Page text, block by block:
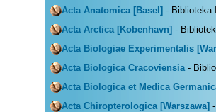
Acta Anatomica [Basel] - Biblioteka
Acta Arctica [Kobenhavn] -
Acta Biologiae Experimentalis
Acta Biologica Cracoviensia-
Acta Biologica et Medica
Acta Chiropterologica [Warszawa]